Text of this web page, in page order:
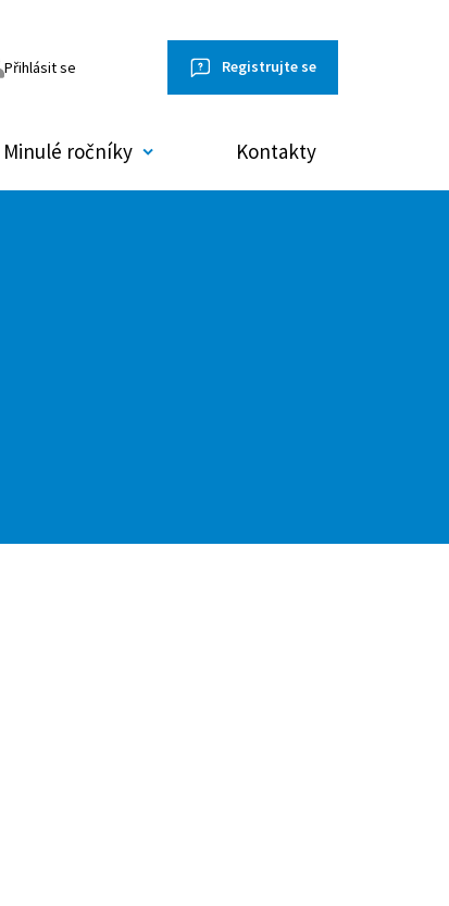
Přihlásit se Registrujte se
Minulé ročníky Kontakty